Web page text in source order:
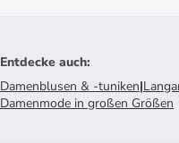
Entdecke auch:
Damenblusen & -tuniken|
Damenmode in großen Größen